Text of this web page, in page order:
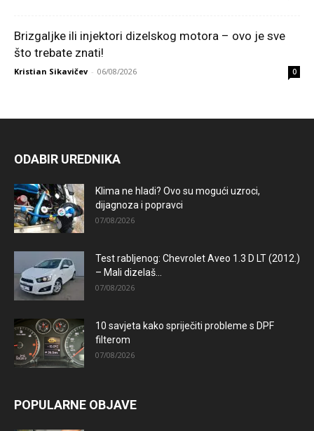
Brizgaljke ili injektori dizelskog motora – ovo je sve
što trebate znati!
Kristian Sikavičev - 06/08/2026 0
ODABIR UREDNIKA
Klima ne hladi? Ovo su mogući uzroci,
dijagnoza i popravci
07/08/2026
Test rabljenog: Chevrolet Aveo 1.3 D LT (2012.)
– Mali dizelaš...
07/08/2026
10 savjeta kako spriječiti probleme s DPF
filterom
07/08/2026
POPULARNE OBJAVE